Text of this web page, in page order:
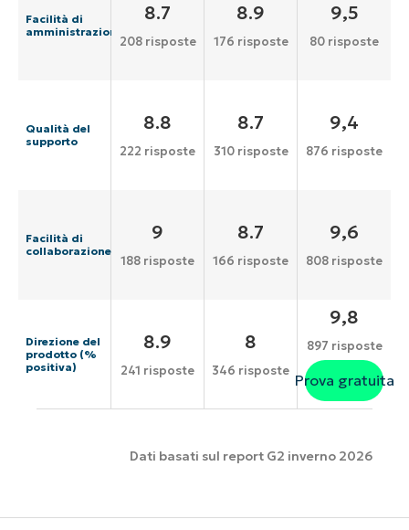
Facilità di
amministrazione
8.7
208 risposte
8.9
176 risposte
9,5
80 risposte
Qualità del
supporto
8.8
222 risposte
8.7
310 risposte
9,4
876 risposte
Facilità di
collaborazione
9
188 risposte
8.7
166 risposte
9,6
808 risposte
Direzione del
prodotto (%
positiva)
8.9
241 risposte
8
346 risposte
9,8
897 risposte
Prova gratuita
Dati basati sul report G2 inverno 2026